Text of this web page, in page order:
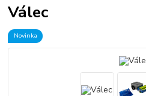
Válec
Novinka